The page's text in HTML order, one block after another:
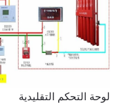
لوحة التحكم التقليدية